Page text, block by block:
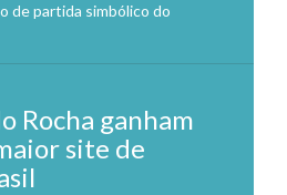
de partida simbólico do
Rocha ganham
site de